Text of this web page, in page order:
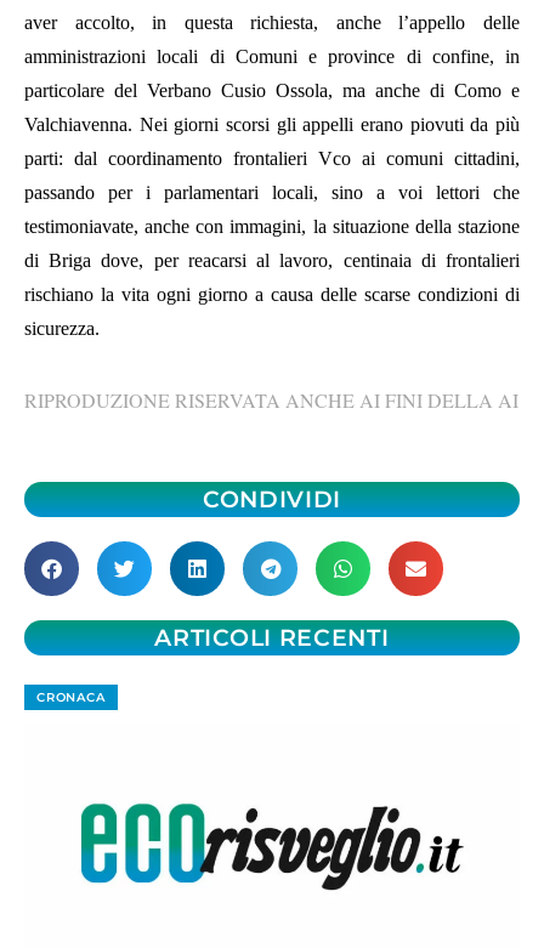
aver accolto, in questa richiesta, anche l’appello delle
amministrazioni locali di Comuni e province di confine, in
particolare del Verbano Cusio Ossola, ma anche di Como e
Valchiavenna. Nei giorni scorsi gli appelli erano piovuti da più
parti: dal coordinamento frontalieri Vco ai comuni cittadini,
passando per i parlamentari locali, sino a voi lettori che
testimoniavate, anche con immagini, la situazione della stazione
di Briga dove, per reacarsi al lavoro, centinaia di frontalieri
rischiano la vita ogni giorno a causa delle scarse condizioni di
sicurezza.
RIPRODUZIONE RISERVATA ANCHE AI FINI DELLA AI
CONDIVIDI
ARTICOLI RECENTI
CRONACA